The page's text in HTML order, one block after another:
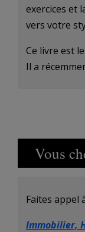
exercices et
vers votre
Ce livre est
Il a
Vous
Faites appel
Immobilier,